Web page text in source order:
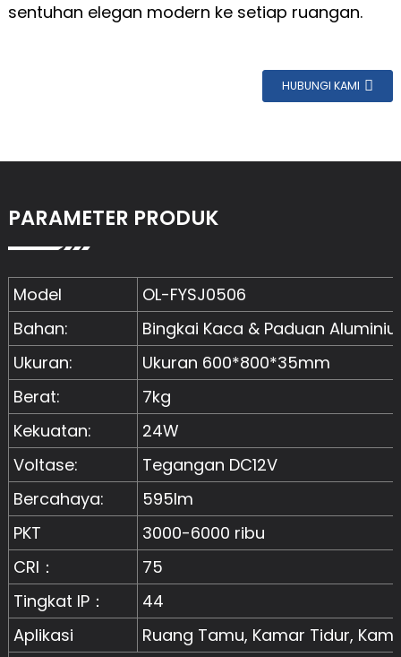
sentuhan elegan modern ke setiap ruangan.
HUBUNGI KAMI
PARAMETER PRODUK
Model
OL-FYSJ0506
Bahan:
Bingkai Kaca & Paduan
Ukuran:
Ukuran 600*800*35mm
Berat:
7kg
Kekuatan:
24W
Voltase:
Tegangan DC12V
Bercahaya:
595lm
PKT
3000-6000 ribu
CRI：
75
Tingkat IP：
44
Aplikasi
Ruang Tamu, Kamar Tidur,